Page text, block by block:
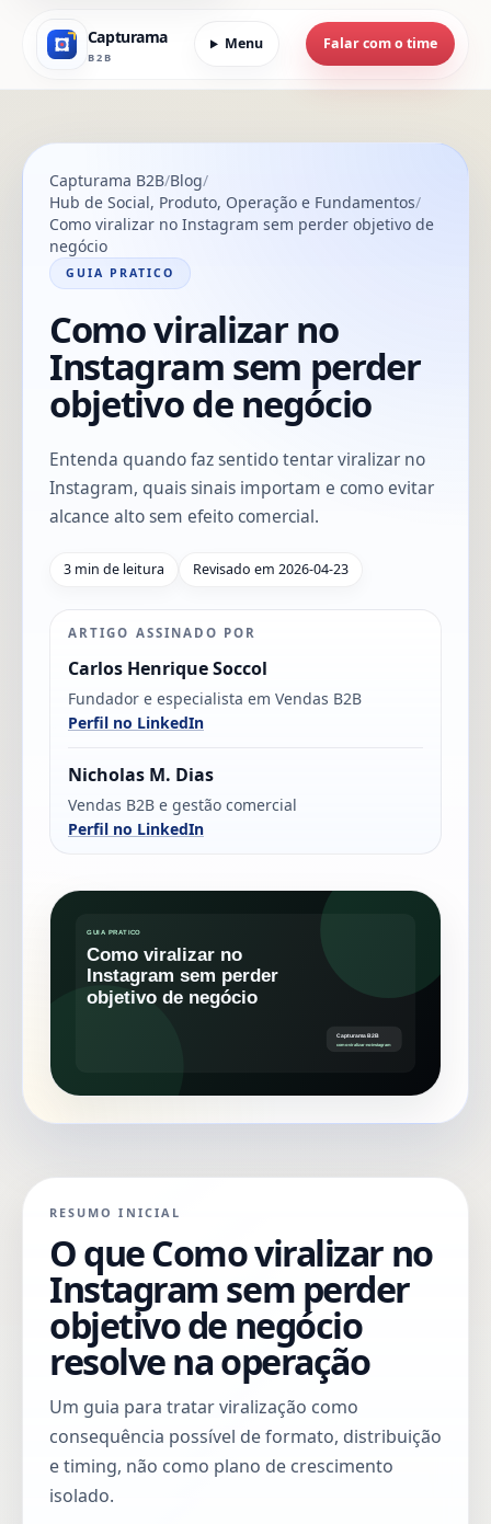
Capturama
B2B
Menu Falar com o time
Capturama B2B Blog
Hub de Social, Produto, Operação e Fundamentos
Como viralizar no Instagram sem perder objetivo de
negócio
GUIA PRATICO
Como viralizar no
Instagram sem perder
objetivo de negócio
Entenda quando faz sentido tentar viralizar no
Instagram, quais sinais importam e como evitar
alcance alto sem efeito comercial.
3 min de leitura Revisado em 2026-04-23
ARTIGO ASSINADO POR
Carlos Henrique Soccol
Fundador e especialista em Vendas B2B
Perfil no LinkedIn
Nicholas M. Dias
Vendas B2B e gestão comercial
Perfil no LinkedIn
RESUMO INICIAL
O que Como viralizar no
Instagram sem perder
objetivo de negócio
resolve na operação
Um guia para tratar viralização como
consequência possível de formato, distribuição
e timing, não como plano de crescimento
isolado.